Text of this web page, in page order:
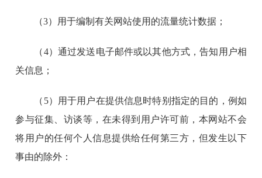
（3）用于编制有关网站使用的流量统计数据；
（4）通过发送电子邮件或以其他方式，告知用户相
关信息；
（5）用于用户在提供信息时特别指定的目的，例如
参与征集、访谈等，在未得到用户许可前，本网站不会
将用户的任何个人信息提供给任何第三方，但发生以下
事由的除外：